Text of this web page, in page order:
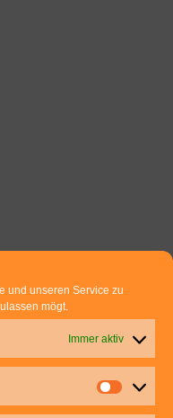
und unseren Service zu
mögt.
Immer aktiv
zu uns:
Rommel